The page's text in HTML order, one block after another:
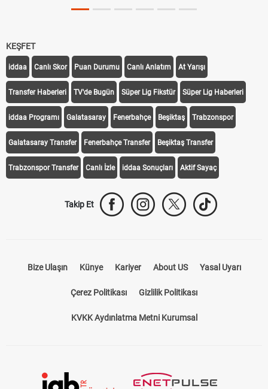
KEŞFET
iddaa Canlı Skor Puan Durumu Canlı Anlatım At Yarışı
Transfer Haberleri TV'de Bugün Süper Lig Fikstür Süper Lig Haberleri
iddaa Programı Galatasaray Fenerbahçe Beşiktaş Trabzonspor
Galatasaray Transfer Fenerbahçe Transfer Beşiktaş Transfer
Trabzonspor Transfer Canlı İzle iddaa Sonuçları Aktif Sayaç
Takip Et
Bize Ulaşın Künye Kariyer About US Yasal Uyarı
Çerez Politikası Gizlilik Politikası
KVKK Aydınlatma Metni Kurumsal